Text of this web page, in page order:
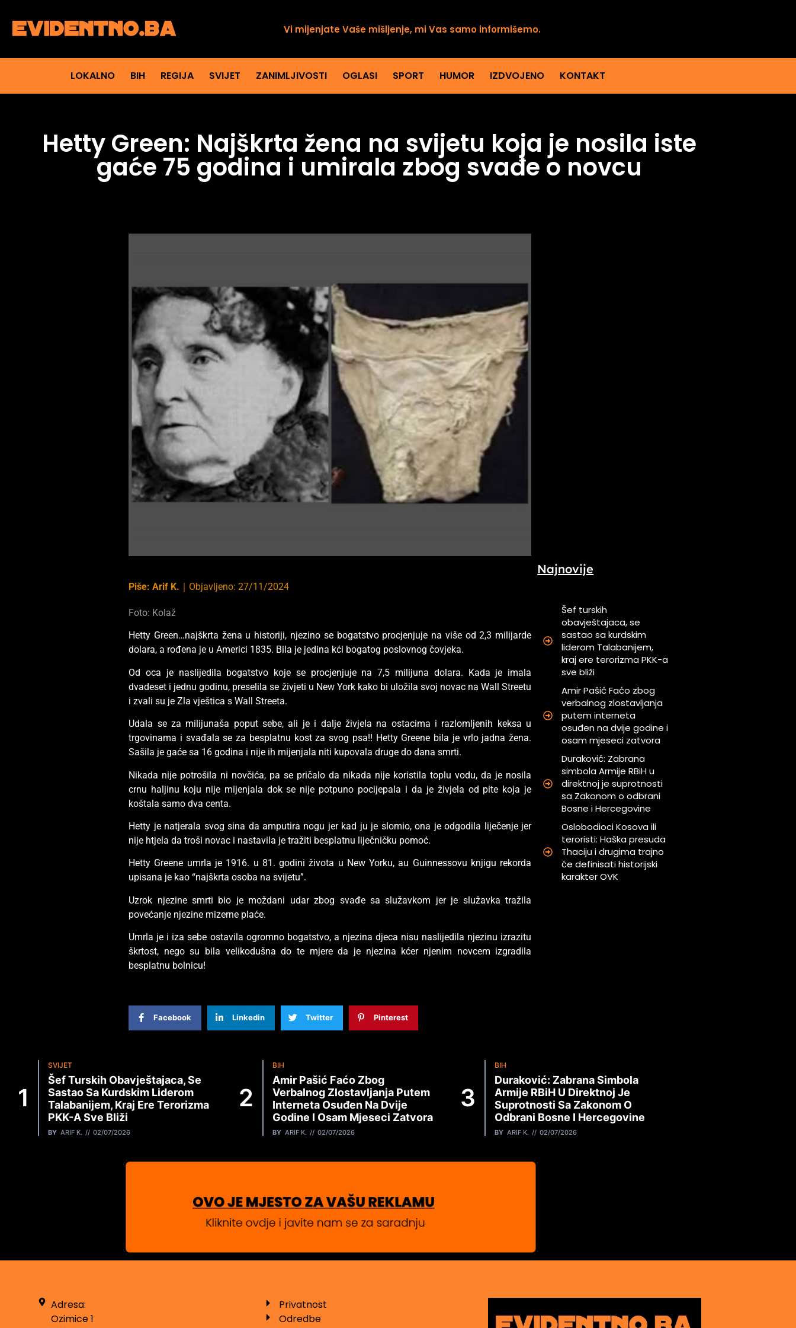
Vi mijenjate Vaše mišljenje, mi Vas samo informišemo.
LOKALNO BIH REGIJA SVIJET ZANIMLJIVOSTI OGLASI SPORT HUMOR IZDVOJENO KONTAKT
Hetty Green: Najškrta žena na svijetu koja je nosila iste
gaće 75 godina i umirala zbog svađe o novcu
Piše: Arif K. ｜ Objavljeno:27/11/2024
Foto: Kolaž
Hetty Green…najškrta žena u historiji, njezino se bogatstvo procjenjuje na više od 2,3 milijarde
dolara, a rođena je u Americi 1835. Bila je jedina kći bogatog poslovnog čovjeka.
Od oca je naslijedila bogatstvo koje se procjenjuje na 7,5 milijuna dolara. Kada je imala
dvadeset i jednu godinu, preselila se živjeti u New York kako bi uložila svoj novac na Wall Streetu
i zvali su je Zla vještica s Wall Streeta.
Udala se za milijunaša poput sebe, ali je i dalje živjela na ostacima i razlomljenih keksa u
trgovinama i svađala se za besplatnu kost za svog psa!! Hetty Greene bila je vrlo jadna žena.
Sašila je gaće sa 16 godina i nije ih mijenjala niti kupovala druge do dana smrti.
Nikada nije potrošila ni novčića, pa se pričalo da nikada nije koristila toplu vodu, da je nosila
crnu haljinu koju nije mijenjala dok se nije potpuno pocijepala i da je živjela od pite koja je
koštala samo dva centa.
Hetty je natjerala svog sina da amputira nogu jer kad ju je slomio, ona je odgodila liječenje jer
nije htjela da troši novac i nastavila je tražiti besplatnu liječničku pomoć.
Hetty Greene umrla je 1916. u 81. godini života u New Yorku, au Guinnessovu knjigu rekorda
upisana je kao “najškrta osoba na svijetu”.
Uzrok njezine smrti bio je moždani udar zbog svađe sa služavkom jer je služavka tražila
povećanje njezine mizerne plaće.
Umrla je i iza sebe ostavila ogromno bogatstvo, a njezina djeca nisu naslijedila njezinu izrazitu
škrtost, nego su bila velikodušna do te mjere da je njezina kćer njenim novcem izgradila
besplatnu bolnicu!
Facebook Linkedin Twitter Pinterest
Najnovije
Šef turskih
obavještajaca, se
sastao sa kurdskim
liderom Talabanijem,
kraj ere terorizma PKK-a
sve bliži
Amir Pašić Faćo zbog
verbalnog zlostavljanja
putem interneta
osuđen na dvije godine i
osam mjeseci zatvora
Duraković: Zabrana
simbola Armije RBiH u
direktnoj je suprotnosti
sa Zakonom o odbrani
Bosne i Hercegovine
Oslobodioci Kosova ili
teroristi: Haška presuda
Thaciju i drugima trajno
će definisati historijski
karakter OVK
SVIJET
Šef Turskih Obavještajaca, Se
Sastao Sa Kurdskim Liderom
Talabanijem, Kraj Ere Terorizma
PKK-A Sve Bliži
BY ARIF K. 02/07/2026
BIH
Amir Pašić Faćo Zbog
Verbalnog Zlostavljanja Putem
Interneta Osuđen Na Dvije
Godine I Osam Mjeseci Zatvora
BY ARIF K. 02/07/2026
BIH
Duraković: Zabrana Simbola
Armije RBiH U Direktnoj Je
Suprotnosti Sa Zakonom O
Odbrani Bosne I Hercegovine
BY ARIF K. 02/07/2026
Adresa:
Ozimice 1
Privatnost
Odredbe